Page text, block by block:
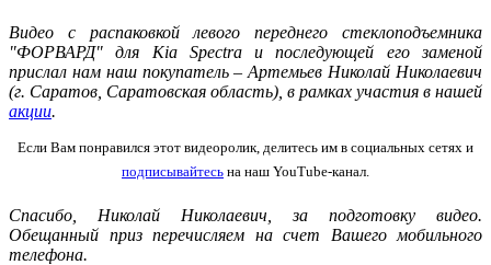
Видео с распаковкой левого переднего стеклоподъемника
"ФОРВАРД" для Kia Spectra и последующей его заменой
прислал нам наш покупатель – Артемьев Николай Николаевич
(г. Саратов, Саратовская область), в рамках участия в нашей
акции.
Если Вам понравился этот видеоролик, делитесь им в социальных сетях и
подписывайтесь на наш YouTube-канал.
Спасибо, Николай Николаевич, за подготовку видео.
Обещанный приз перечисляем на счет Вашего мобильного
телефона.